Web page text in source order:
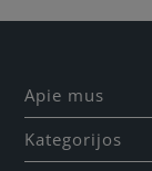
Apie mus
Kategorijos